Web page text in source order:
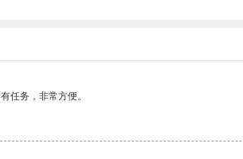
任务，非常方便。